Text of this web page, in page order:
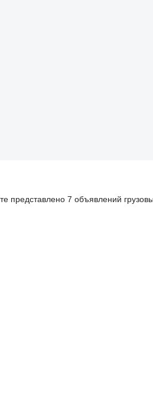
7 объявлений